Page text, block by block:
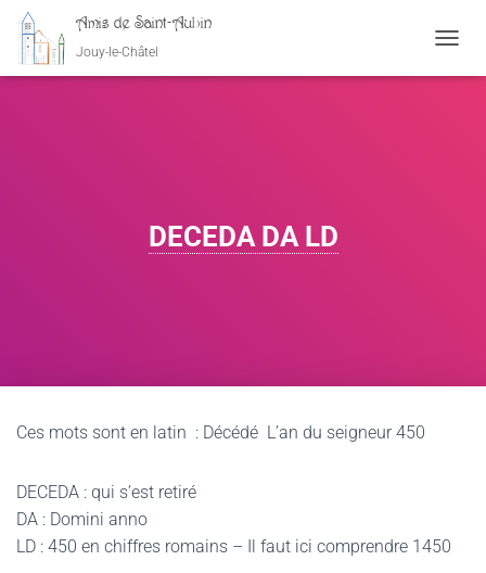
Amis de Saint-Aubin
Jouy-le-Châtel
DECEDA DA LD
Ces mots sont en latin : Décédé L’an du seigneur 450
DECEDA : qui s’est retiré
DA : Domini anno
LD : 450 en chiffres romains – Il faut ici comprendre 1450